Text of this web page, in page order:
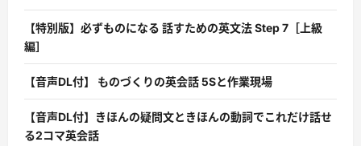
【特別版】必ずものになる 話すための英文法 Step 7［上級
編］
【音声DL付】 ものづくりの英会話 5Sと作業現場
【音声DL付】きほんの疑問文ときほんの動詞でこれだけ話せ
る2コマ英会話